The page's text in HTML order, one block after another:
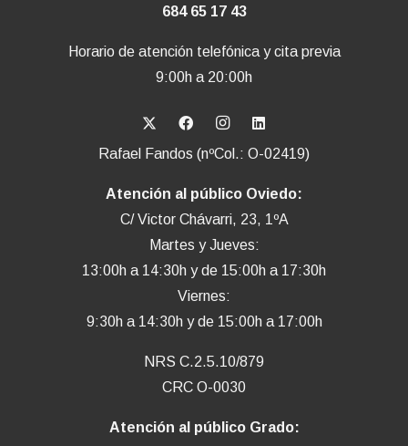
684 65 17 43
Horario de atención telefónica y cita previa
9:00h a 20:00h
Rafael Fandos (nºCol.: O-02419)
Atención al público Oviedo:
C/ Victor Chávarri, 23, 1ºA
Martes y Jueves:
13:00h a 14:30h y de 15:00h a 17:30h
Viernes:
9:30h a 14:30h y de 15:00h a 17:00h
NRS C.2.5.10/879
CRC O-0030
Atención al público Grado: